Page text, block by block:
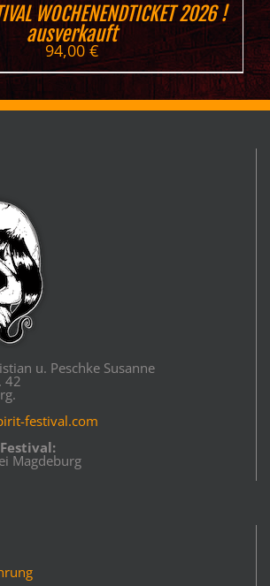
WOCHENENDTICKET 2026 !
ausverkauft
94,00 €
u. Peschke Susanne
42
festival.com
Magdeburg